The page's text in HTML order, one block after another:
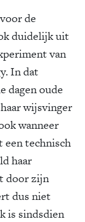
de
duidelijk uit
van
In dat
dagen oude
wijsvinger
wanneer
een technisch
haar
door zijn
dus niet
is sindsdien